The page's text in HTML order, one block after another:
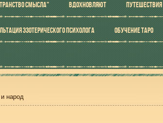
СМЫСЛА" ВДОХНОВЛЯЮТ ПУТЕШЕСТВИЯ
ЭЗОТЕРИЧЕСКОГО ПСИХОЛОГА ОБУЧЕНИЕ ТАРО
народ